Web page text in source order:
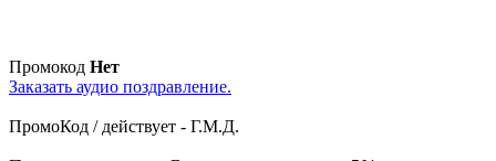
Промокод Нет
Заказать аудио поздравление.
ПромоКод / действует - Г.М.Д.